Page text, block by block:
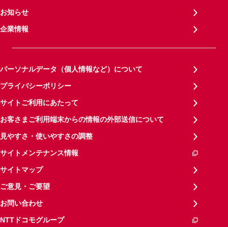
お知らせ
企業情報
パーソナルデータ（個人情報など）について
プライバシーポリシー
サイトご利用にあたって
お客さまご利用端末からの情報の外部送信について
見やすさ・使いやすさの調整
サイトメンテナンス情報
サイトマップ
ご意見・ご要望
お問い合わせ
NTTドコモグループ